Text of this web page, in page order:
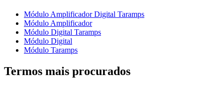
Módulo Amplificador Digital Taramps
Módulo Amplificador
Módulo Digital Taramps
Módulo Digital
Módulo Taramps
Termos mais procurados